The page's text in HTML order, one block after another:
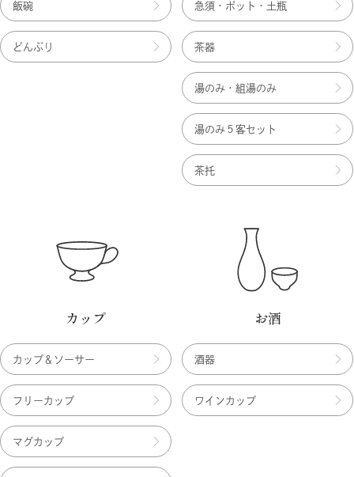
飯碗
どんぶり
急須・ポット・土瓶
茶器
湯のみ・組湯のみ
湯のみ５客セット
茶托
カップ
カップ＆ソーサー
フリーカップ
マグカップ
お酒
酒器
ワインカップ